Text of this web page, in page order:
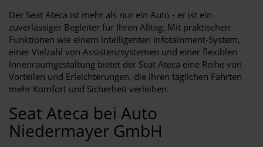
Der Seat Ateca ist mehr als nur ein Auto - er ist ein
zuverlässiger Begleiter für Ihren Alltag. Mit praktischen
Funktionen wie einem intelligenten Infotainment-System,
einer Vielzahl von Assistenzsystemen und einer flexiblen
Innenraumgestaltung bietet der Seat Ateca eine Reihe von
Vorteilen und Erleichterungen, die Ihren täglichen Fahrten
mehr Komfort und Sicherheit verleihen.
Seat Ateca bei Auto
Niedermayer GmbH